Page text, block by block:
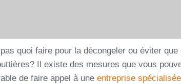
quoi faire pour la décongeler ou éviter
Il existe des mesures que vous
de faire appel à une entreprise